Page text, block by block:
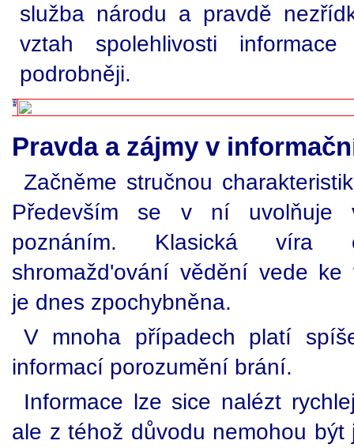
služba národu a pravdě
vztah spolehlivosti
podrobněji.
Pravda a zájmy v
Začněme stručnou
Především se v ní uvolňuje
poznáním. Klasická víra
shromažd'ování vědění vede ke
je dnes zpochybněna.
V mnoha případech platí
informací porozumění brání.
Informace lze sice nalézt
ale z téhož důvodu nemohou